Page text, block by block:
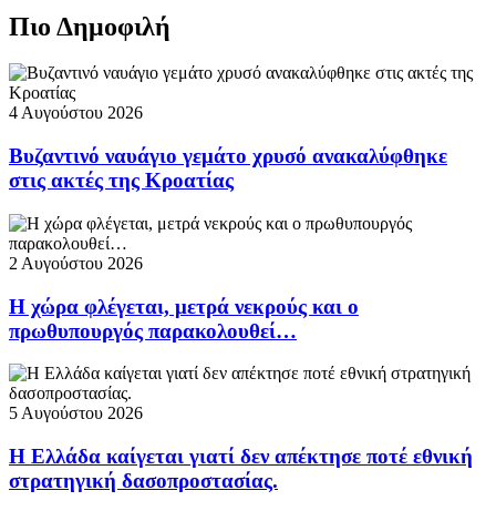
Πιο Δημοφιλή
4 Αυγούστου 2026
Βυζαντινό ναυάγιο γεμάτο χρυσό ανακαλύφθηκε
στις ακτές της Κροατίας
2 Αυγούστου 2026
Η χώρα φλέγεται, μετρά νεκρούς και ο
πρωθυπουργός παρακολουθεί…
5 Αυγούστου 2026
Η Ελλάδα καίγεται γιατί δεν απέκτησε ποτέ εθνική
στρατηγική δασοπροστασίας.